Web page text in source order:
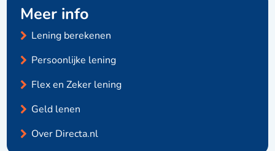
Meer info
Lening berekenen
Persoonlijke lening
Flex en Zeker lening
Geld lenen
Over Directa.nl